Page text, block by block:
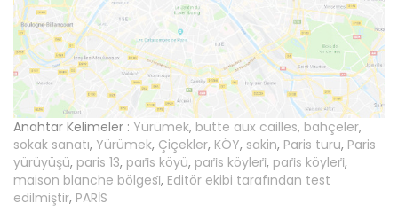
Anahtar Kelimeler : Yürümek, butte aux cailles, bahçeler,
sokak sanatı, Yürümek, Çiçekler, KÖY, sakin, Paris turu, Paris
yürüyüşü, paris 13, pari̇s köyü, pari̇s köyleri̇, pari̇s köyleri̇,
maison blanche bölgesi̇, Editör ekibi tarafından test
edilmiştir, PARİS